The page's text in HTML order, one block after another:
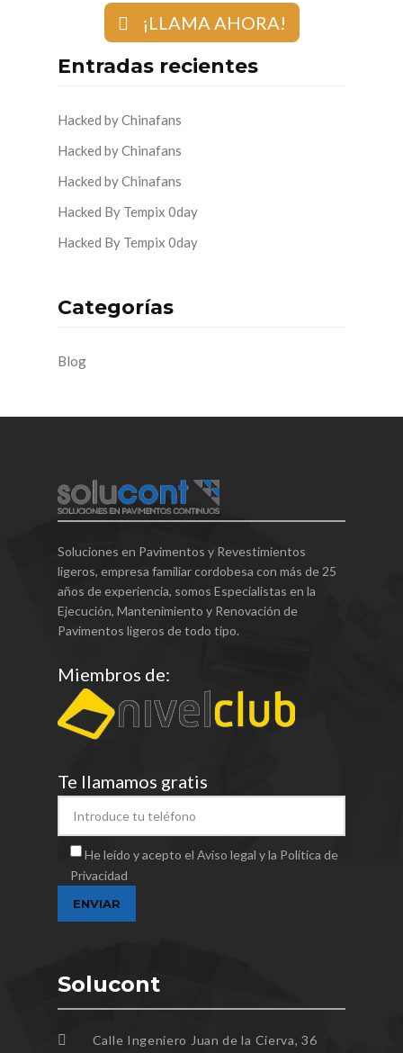
¡LLAMA AHORA!
Entradas recientes
Hacked by Chinafans
Hacked by Chinafans
Hacked by Chinafans
Hacked By Tempix 0day
Hacked By Tempix 0day
Categorías
Blog
Soluciones en Pavimentos y Revestimientos
ligeros, empresa familiar cordobesa con más de 25
años de experiencia, somos Especialistas en la
Ejecución, Mantenimiento y Renovación de
Pavimentos ligeros de todo tipo.
Miembros de:
Te llamamos gratis
He leído y acepto el Aviso legal y la Política de
Privacidad
Solucont
Calle Ingeniero Juan de la Cierva, 36